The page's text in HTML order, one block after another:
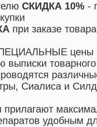
СКИДКА 10% -
при заказе
цены
выписки
Сиалиса и
удобным